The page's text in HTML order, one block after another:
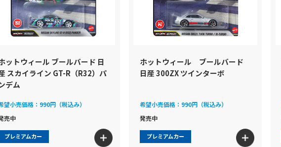
ットウィール ブールバード 日
スカイライン GT-R（R32）パ
デム
望小売価格： 990円（税込み）
売中
プレミアムカー
ホットウィール ブールバード
日産 300ZX ツインターボ
希望小売価格： 990円（税込み）
発売中
プレミアムカー